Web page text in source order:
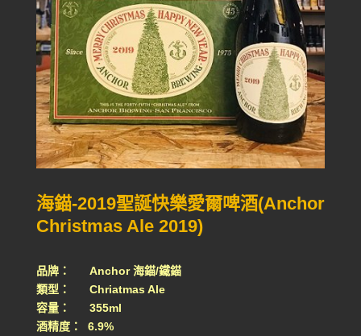
海錨-2019聖誕快樂愛爾啤酒(Anchor
Christmas Ale 2019)
品牌： Anchor 海錨/鐵錨
類型： Chriatmas Ale
容量： 355ml
酒精度： 6.9%